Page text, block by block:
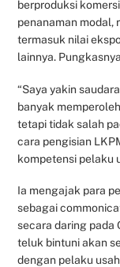
berproduksi
penanaman modal,
termasuk nilai
lainnya. Pungkasnya
“Saya yakin
banyak
tetapi tidak salah
cara pengisian
kompetensi pelaku
Ia mengajak para
sebagai
secara daring pada
teluk bintuni akan
dengan pelaku